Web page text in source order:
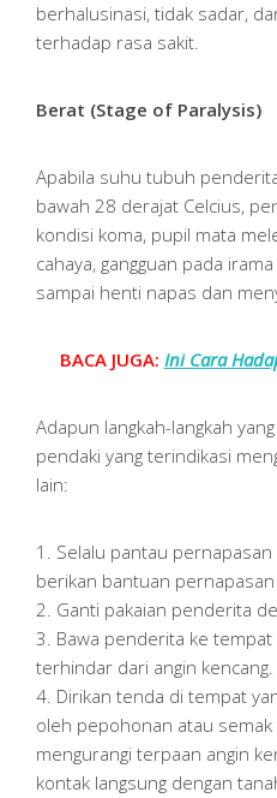
berhalusinasi, tidak sadar,
terhadap rasa sakit.
Berat (Stage of Paralysis)
Apabila suhu tubuh
bawah 28 derajat Celcius,
kondisi koma, pupil mata
cahaya, gangguan pada
sampai henti napas dan
BACA JUGA: Ini Cara
Adapun langkah-langkah
pendaki yang terindikasi
lain:
1. Selalu pantau
berikan bantuan
2. Ganti pakaian penderita
3. Bawa penderita ke tempat
terhindar dari angin kencang.
4. Dirikan tenda di tempat
oleh pepohonan atau
mengurangi terpaan angin
kontak langsung dengan